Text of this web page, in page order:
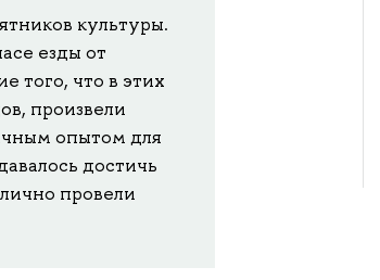
культуры.
езды от
того, что в этих
произвели
опытом для
достичь
провели